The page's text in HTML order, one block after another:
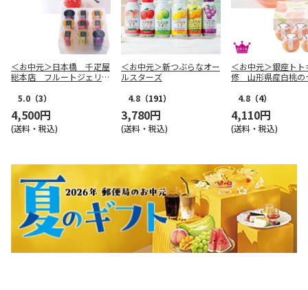
＜お中元＞日本橋 千疋屋
総本店 フルートジェリ
5.0 （3）
4,500円
(送料・税込)
＜お中元＞新つぶらなオー
ルスターズ
4.8 （191）
3,780円
(送料・税込)
＜お中元＞銀座トト
修 山形県産白桃の
4.8 （4）
4,110円
(送料・税込)